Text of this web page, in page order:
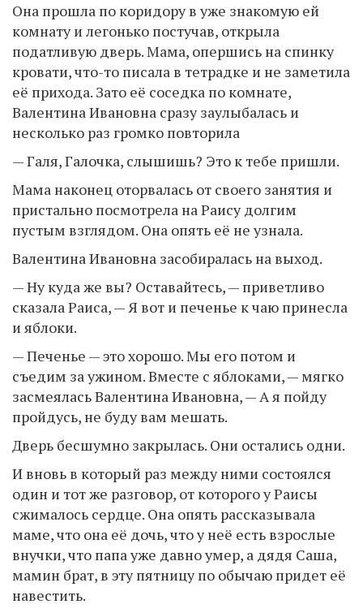
Она прошла по коридору в уже знакомую ей
комнату и легонько постучав, открыла
податливую дверь. Мама, опершись на спинку
кровати, что-то писала в тетрадке и не заметила
её прихода. Зато её соседка по комнате,
Валентина Ивановна сразу заулыбалась и
несколько раз громко повторила
— Галя, Галочка, слышишь? Это к тебе пришли.
Мама наконец оторвалась от своего занятия и
пристально посмотрела на Раису долгим
пустым взглядом. Она опять её не узнала.
Валентина Ивановна засобиралась на выход.
— Ну куда же вы? Оставайтесь, — приветливо
сказала Раиса, — Я вот и печенье к чаю принесла
и яблоки.
— Печенье — это хорошо. Мы его потом и
съедим за ужином. Вместе с яблоками, — мягко
засмеялась Валентина Ивановна, — А я пойду
пройдусь, не буду вам мешать.
Дверь бесшумно закрылась. Они остались одни.
И вновь в который раз между ними состоялся
один и тот же разговор, от которого у Раисы
сжималось сердце. Она опять рассказывала
маме, что она её дочь, что у неё есть взрослые
внучки, что папа уже давно умер, а дядя Саша,
мамин брат, в эту пятницу по обычаю придет её
навестить.